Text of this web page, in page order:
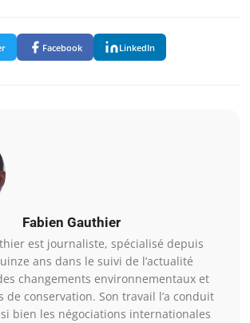
Facebook LinkedIn
Fabien Gauthier
est journaliste, spécialisé depuis
ans dans le suivi de l’actualité
changements environnementaux et
de conservation. Son travail l’a conduit
bien les négociations internationales